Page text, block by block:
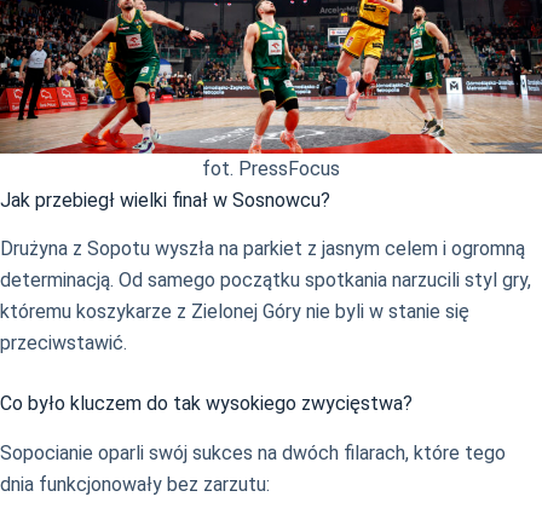
fot. PressFocus
Jak przebiegł wielki finał w Sosnowcu?
Drużyna z Sopotu wyszła na parkiet z jasnym celem i ogromną
determinacją. Od samego początku spotkania narzucili styl gry,
któremu koszykarze z Zielonej Góry nie byli w stanie się
przeciwstawić.
Co było kluczem do tak wysokiego zwycięstwa?
Sopocianie oparli swój sukces na dwóch filarach, które tego
dnia funkcjonowały bez zarzutu: